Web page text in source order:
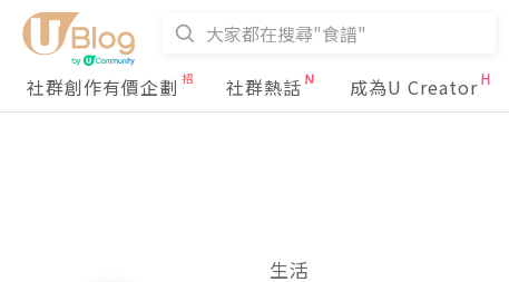
社群創作有價企劃
社群熱話 成為U Creator
生活